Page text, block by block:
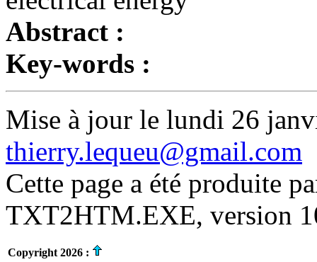
Abstract :
Key-words :
Mise à jour le lundi 26
thierry.lequeu@gmail.com
Cette page a été produite
TXT2HTM.EXE, version
Copyright 2026 :